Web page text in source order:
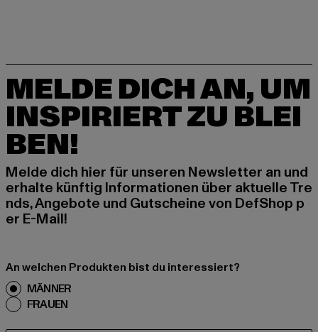
MELDE DICH AN, UM
INSPIRIERT ZU BLEI
BEN!
Melde dich hier für unseren Newsletter an und
erhalte künftig Informationen über aktuelle Tre
nds, Angebote und Gutscheine von DefShop p
er E-Mail!
An welchen Produkten bist du interessiert?
MÄNNER
FRAUEN